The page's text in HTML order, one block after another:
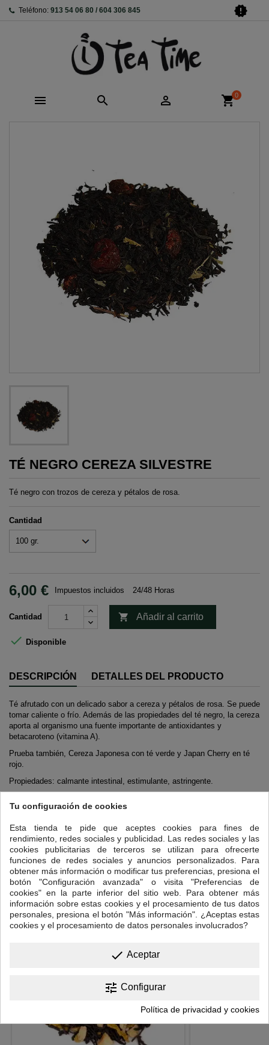
Teléfono: 913 54 06 80 / 604 306 845 new_releases
   shopping_cart0
TÉ NEGRO CEREZA SILVESTRE
Té negro con trozos de cereza y pétalos de rosa.
Cantidad
6,00 € Impuestos incluidos 24/48 Horas
Cantidad  Añadir al carrito
 Disponible
DESCRIPCIÓN DETALLES DEL PRODUCTO
Té afrutado con un delicado sabor a cereza y pétalos de rosa. Se puede
tomar caliente o frío. Además de las propiedades del té negro, la cereza
aporta al organismo una fuente importante de antioxidantes y
betacaroteno (vitamina A).
Prueba también, Cereza Japonesa con té verde y Japan Cherry en té
rojo.
Propiedades: calmante intestinal, estimulante, astringente.
Temperatura del agua: 90ºC-95ºC
Tiempo de infusión: 3-5 minutos.
16 OTROS PRODUCTOS EN LA MISMA CATEGORÍA:
>
<
Tu configuración de cookies
Esta tienda te pide que aceptes cookies para fines de
rendimiento, redes sociales y publicidad. Las redes sociales y las
cookies publicitarias de terceros se utilizan para ofrecerte
funciones de redes sociales y anuncios personalizados. Para
obtener más información o modificar tus preferencias, presiona el
botón "Configuración avanzada" o visita "Preferencias de
cookies" en la parte inferior del sitio web. Para obtener más
información sobre estas cookies y el procesamiento de tus datos
personales, presiona el botón "Más información". ¿Aceptas estas
cookies y el procesamiento de datos personales involucrados?
done Aceptar
tune Configurar
Política de privacidad y cookies